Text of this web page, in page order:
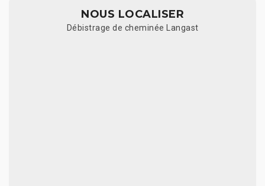
NOUS LOCALISER
Débistrage de cheminée Langast